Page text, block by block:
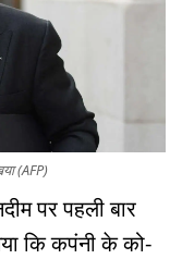
(AFP)
पर पहली बार
कि कपंनी के को-